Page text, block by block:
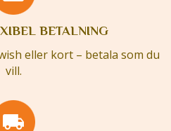
BETALNING
eller kort – betala som du
vill.